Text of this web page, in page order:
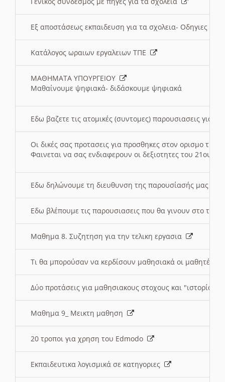
Εξ αποστάσεως εκπαιδευση για τα σχολεια- Οδηγιες
Κατάλογος ωραιων εργαλειων ΤΠΕ
ΜΑΘΗΜΑΤΑ ΥΠΟΥΡΓΕΙΟΥ
Μαθαίνουμε ψηφιακά- διδάσκουμε ψηφιακά
Εδω βαζετε τις ατομικές (συντομες) παρουσιασεις για
Οι δικές σας προτασεις για προσθηκες στον ορισμο
Φαινεται να σας ενδιαφερουν οι δεξιοτητες του 21ου
Εδω δηλώνουμε τη διευθυνση της παρουσίασής μας
Εδω βλέπουμε τις παρουσιασεις που θα γινουν στο
Μαθημα 8. Συζητηση για την τελικη εργασια
Τι θα μπορούσαν να κερδίσουν μαθησιακά οι μαθητές/
Δύο προτάσεις για μαθησιακους στοχους και "ιστορία"
Μαθημα 9_ Μεικτη μαθηση
20 τροποι για χρηση του Edmodo
Εκπαιδευτικα λογισμικά σε κατηγοριες